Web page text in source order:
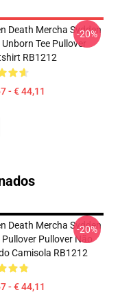
Death Mercha Svdden
Tee Pullover
RB1212
- € 44,11
-20%
Death Mercha Svdden
Pullover Não
Camisola RB1212
- € 44,11
-20%